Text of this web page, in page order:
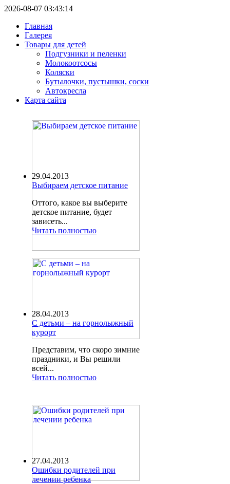
2026-08-07 03:43:14
Главная
Галерея
Товары для детей
Подгузники и пеленки
Молокоотсосы
Коляски
Бутылочки, пустышки, соски
Автокресла
Карта сайта
29.04.2013
Выбираем детское питание
Оттого, какое вы выберите
детское питание, будет
зависеть...
Читать полностью
28.04.2013
С детьми – на горнолыжный
курорт
Представим, что скоро зимние
праздники, и Вы решили
всей...
Читать полностью
27.04.2013
Ошибки родителей при
лечении ребенка